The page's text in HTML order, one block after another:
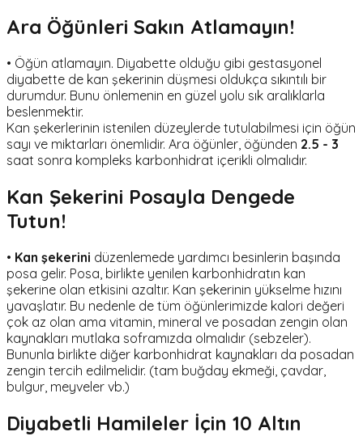
Ara Öğünleri Sakın Atlamayın!
• Öğün atlamayın. Diyabette olduğu gibi gestasyonel
diyabette de kan şekerinin düşmesi oldukça sıkıntılı bir
durumdur. Bunu önlemenin en güzel yolu sık aralıklarla
beslenmektir.
Kan şekerlerinin istenilen düzeylerde tutulabilmesi için öğün
sayı ve miktarları önemlidir. Ara öğünler, öğünden 2.5 - 3
saat sonra kompleks karbonhidrat içerikli olmalıdır.
Kan Şekerini Posayla Dengede
Tutun!
• Kan şekerini düzenlemede yardımcı besinlerin başında
posa gelir. Posa, birlikte yenilen karbonhidratın kan
şekerine olan etkisini azaltır. Kan şekerinin yükselme hızını
yavaşlatır. Bu nedenle de tüm öğünlerimizde kalori değeri
çok az olan ama vitamin, mineral ve posadan zengin olan
kaynakları mutlaka soframızda olmalıdır (sebzeler).
Bununla birlikte diğer karbonhidrat kaynakları da posadan
zengin tercih edilmelidir. (tam buğday ekmeği, çavdar,
bulgur, meyveler vb.)
Diyabetli Hamileler İçin 10 Altın